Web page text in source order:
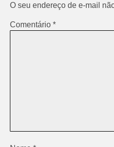
O seu endereço de e-mail
Comentário *